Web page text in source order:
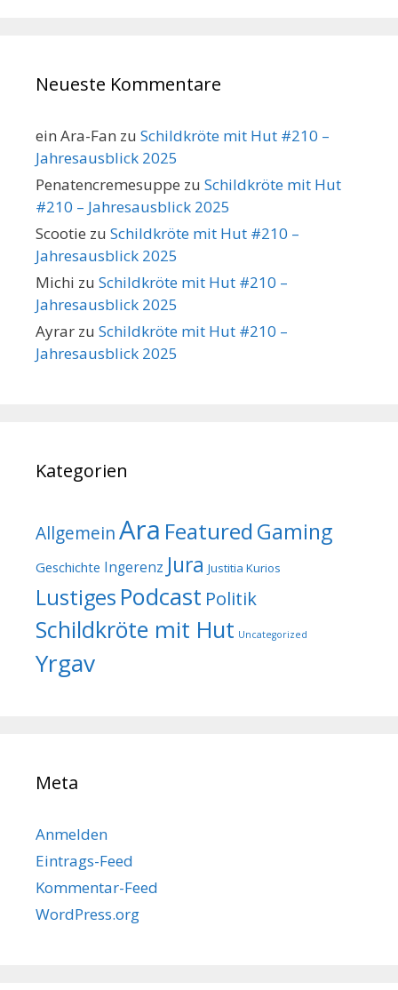
Neueste Kommentare
ein Ara-Fan zu Schildkröte mit Hut #210 –
Jahresausblick 2025
Penatencremesuppe zu Schildkröte mit Hut
#210 – Jahresausblick 2025
Scootie zu Schildkröte mit Hut #210 –
Jahresausblick 2025
Michi zu Schildkröte mit Hut #210 –
Jahresausblick 2025
Ayrar zu Schildkröte mit Hut #210 –
Jahresausblick 2025
Kategorien
AllgemeinAra Featured Gaming
Geschichte Ingerenz Jura Justitia Kurios
Lustiges Podcast Politik
Schildkröte mit Hut Uncategorized
Yrgav
Meta
Anmelden
Eintrags-Feed
Kommentar-Feed
WordPress.org